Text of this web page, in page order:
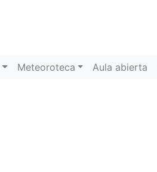
Meteoroteca Aula abierta